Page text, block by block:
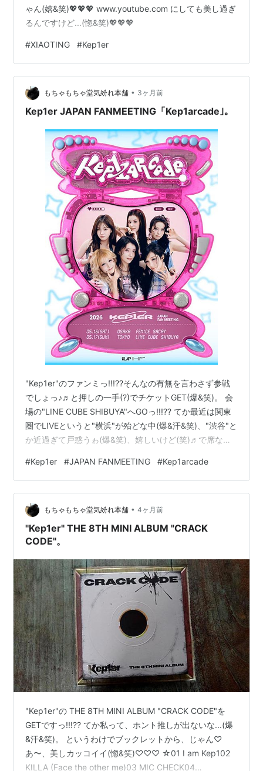
ゃん(嬉&笑)💖💖💖 www.youtube.com にしても美し過ぎ
るんですけど...(惚&笑)💖💖💖
#XIAOTING #Kep1er
もちゃもちゃ堂気紛れ本舗 • 3ヶ月前
Kep1er JAPAN FANMEETING「Kep1arcade｣。
"Kep1er"のファンミっ!!!??そんなの有無を言わさず参戦
でしょっ♪♬と押しの一手(?)でチケットGET(爆&笑)。 会
場の"LINE CUBE SHIBUYA"へGOっ!!!?? てか最近は関東
圏でLIVEというと"横浜"が殆どな中(爆&汗&笑)、"渋谷"と
か近過ぎて戸惑うゎ(爆&笑)、嬉しいけど(笑)♬で席なん
目っ!!!??いうても"LINE CUBE SHIBUYA"、席が互い違い
に配置されてるので２列目なんて実質１列目(爆&笑)で観
晴らし良好なんですけどっ(嬉&笑)!!!?? とテンション爆上
がる中、いつもの様に開場と同時に入場し…
#Kep1er #JAPAN FANMEETING #Kep1arcade
もちゃもちゃ堂気紛れ本舗 • 4ヶ月前
"Kep1er" THE 8TH MINI ALBUM "CRACK
CODE"。
"Kep1er"の THE 8TH MINI ALBUM "CRACK CODE"を
GETですっ!!!?? てか私って、ホント推しが出ないな...(爆
&汗&笑)。 というわけでブックレットから、じゃん♡
あ〜、美しカッコイイ(惚&笑)♡♡♡ ☆01 I am Kep102
KILLA (Face the other me)03 MIC CHECK04